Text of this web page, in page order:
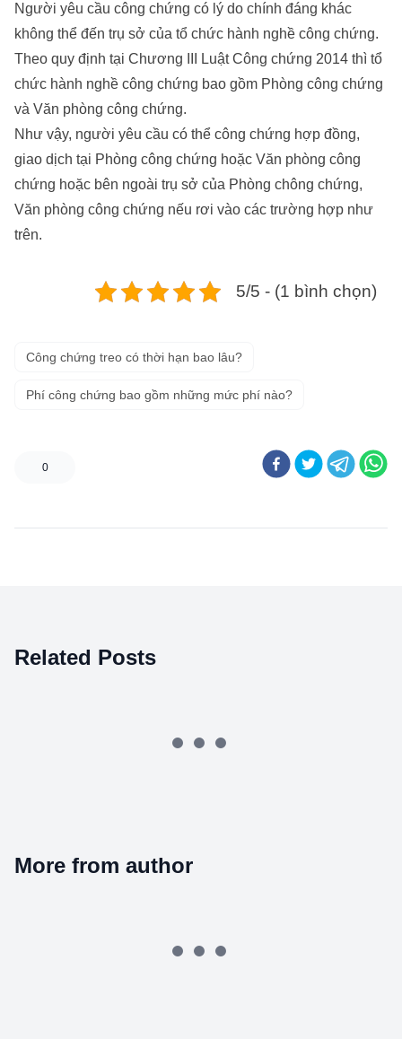
Người yêu cầu công chứng có lý do chính đáng khác
không thể đến trụ sở của tổ chức hành nghề công chứng.
Theo quy định tại Chương III Luật Công chứng 2014 thì tổ
chức hành nghề công chứng bao gồm Phòng công chứng
và Văn phòng công chứng.
Như vậy, người yêu cầu có thể công chứng hợp đồng,
giao dịch tại Phòng công chứng hoặc Văn phòng công
chứng hoặc bên ngoài trụ sở của Phòng chông chứng,
Văn phòng công chứng nếu rơi vào các trường hợp như
trên.
5/5 - (1 bình chọn)
Công chứng treo có thời hạn bao lâu?
Phí công chứng bao gồm những mức phí nào?
0
Related Posts
More from author